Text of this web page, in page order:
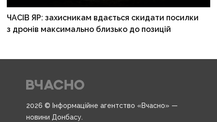
ЧАСІВ ЯР: захисникам вдається скидати посилки
з дронів максимально близько до позицій
2026 © Інформаційне агентство «Вчасно» —
новини Донбасу.